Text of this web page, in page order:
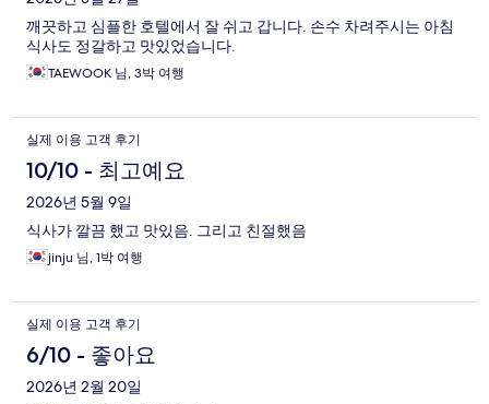
깨끗하고 심플한 호텔에서 잘 쉬고 갑니다. 손수 차려주시는 아침
식사도 정갈하고 맛있었습니다.
TAEWOOK 님, 3박 여행
실제 이용 고객 후기
10/10 - 최고예요
2026년 5월 9일
식사가 깔끔 했고 맛있음. 그리고 친절했음
jinju 님, 1박 여행
실제 이용 고객 후기
6/10 - 좋아요
2026년 2월 20일